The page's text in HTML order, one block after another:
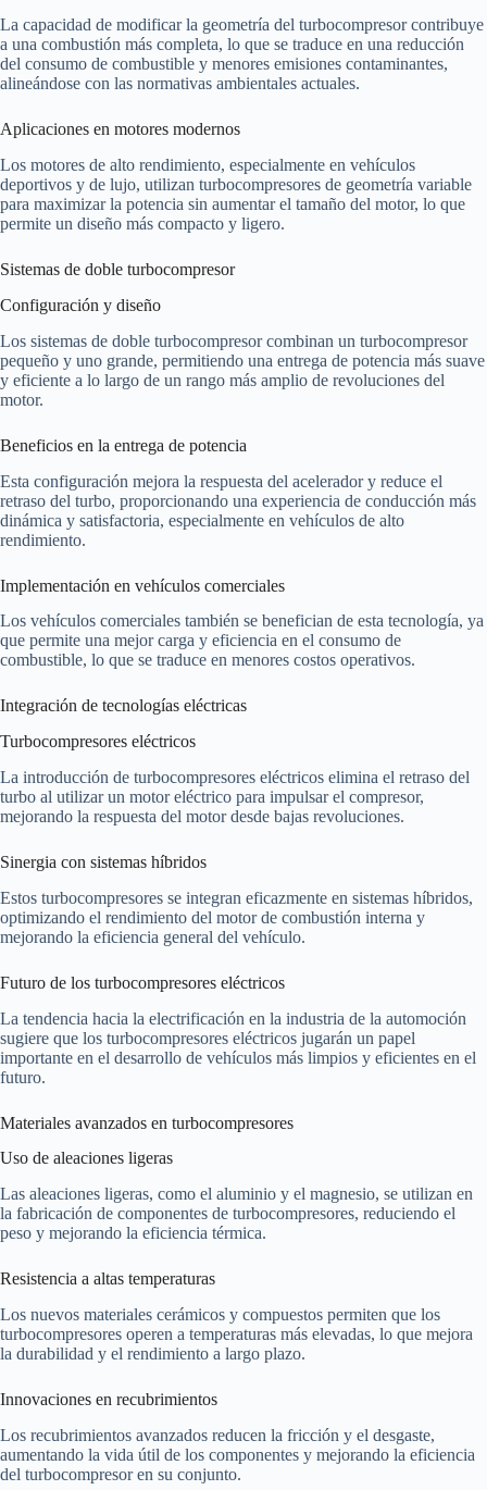
La capacidad de modificar la geometría del turbocompresor contribuye
a una combustión más completa, lo que se traduce en una reducción
del consumo de combustible y menores emisiones contaminantes,
alineándose con las normativas ambientales actuales.
Aplicaciones en motores modernos
Los motores de alto rendimiento, especialmente en vehículos
deportivos y de lujo, utilizan turbocompresores de geometría variable
para maximizar la potencia sin aumentar el tamaño del motor, lo que
permite un diseño más compacto y ligero.
Sistemas de doble turbocompresor
Configuración y diseño
Los sistemas de doble turbocompresor combinan un turbocompresor
pequeño y uno grande, permitiendo una entrega de potencia más suave
y eficiente a lo largo de un rango más amplio de revoluciones del
motor.
Beneficios en la entrega de potencia
Esta configuración mejora la respuesta del acelerador y reduce el
retraso del turbo, proporcionando una experiencia de conducción más
dinámica y satisfactoria, especialmente en vehículos de alto
rendimiento.
Implementación en vehículos comerciales
Los vehículos comerciales también se benefician de esta tecnología, ya
que permite una mejor carga y eficiencia en el consumo de
combustible, lo que se traduce en menores costos operativos.
Integración de tecnologías eléctricas
Turbocompresores eléctricos
La introducción de turbocompresores eléctricos elimina el retraso del
turbo al utilizar un motor eléctrico para impulsar el compresor,
mejorando la respuesta del motor desde bajas revoluciones.
Sinergia con sistemas híbridos
Estos turbocompresores se integran eficazmente en sistemas híbridos,
optimizando el rendimiento del motor de combustión interna y
mejorando la eficiencia general del vehículo.
Futuro de los turbocompresores eléctricos
La tendencia hacia la electrificación en la industria de la automoción
sugiere que los turbocompresores eléctricos jugarán un papel
importante en el desarrollo de vehículos más limpios y eficientes en el
futuro.
Materiales avanzados en turbocompresores
Uso de aleaciones ligeras
Las aleaciones ligeras, como el aluminio y el magnesio, se utilizan en
la fabricación de componentes de turbocompresores, reduciendo el
peso y mejorando la eficiencia térmica.
Resistencia a altas temperaturas
Los nuevos materiales cerámicos y compuestos permiten que los
turbocompresores operen a temperaturas más elevadas, lo que mejora
la durabilidad y el rendimiento a largo plazo.
Innovaciones en recubrimientos
Los recubrimientos avanzados reducen la fricción y el desgaste,
aumentando la vida útil de los componentes y mejorando la eficiencia
del turbocompresor en su conjunto.